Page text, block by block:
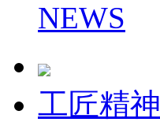
NEWS
工匠精神